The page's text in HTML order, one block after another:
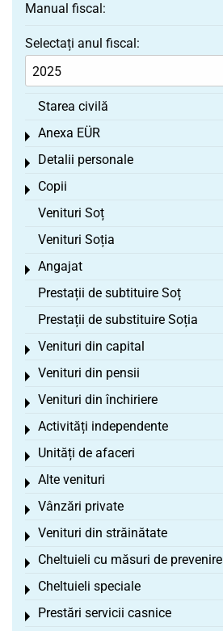
Manual fiscal:
Selectați anul fiscal:
Starea civilă
Anexa EÜR
Toggle menu
Detalii personale
Toggle menu
Copii
Toggle menu
Venituri Soț
Venituri Soția
Angajat
Toggle menu
Prestații de subtituire Soț
Prestații de substituire Soția
Venituri din capital
Toggle menu
Venituri din pensii
Toggle menu
Venituri din închiriere
Toggle menu
Activități independente
Toggle menu
Unități de afaceri
Toggle menu
Alte venituri
Toggle menu
Vânzări private
Toggle menu
Venituri din străinătate
Toggle menu
Cheltuieli cu măsuri de prevenire
Toggle menu
Cheltuieli speciale
Toggle menu
Prestări servicii casnice
Toggle menu